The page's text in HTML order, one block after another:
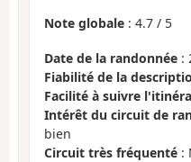
Note globale : 4.7 / 5
Date de la randonnée :
Fiabilité de la
Facilité à suivre
Intérêt du circuit de
bien
Circuit très fréquenté :